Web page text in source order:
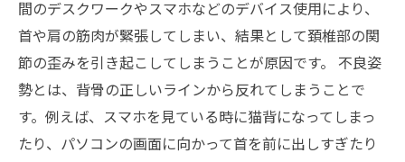
間のデスクワークやスマホなどのデバイス使用により、
首や肩の筋肉が緊張してしまい、結果として頚椎部の関
節の歪みを引き起こしてしまうことが原因です。 不良姿
勢とは、背骨の正しいラインから反れてしまうことで
す。例えば、スマホを見ている時に猫背になってしまっ
たり、パソコンの画面に向かって首を前に出しすぎたり